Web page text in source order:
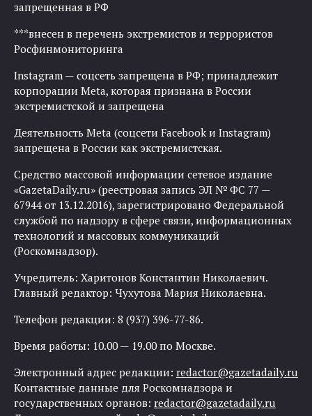
запрещенная в РФ
***внесен в перечень экстремистов и террористов
Росфинмониторинга
Instagram — соцсеть запрещена в РФ; принадлежит
корпорации Meta, которая признана в России
экстремистской и запрещена
Деятельность Meta (соцсети Facebook и Instagram)
запрещена в России как экстремистская.
Средство массовой информации сетевое издание
«GazetaDaily.ru» (реестровая запись ЭЛ № ФС 77 —
67944 от 13.12.2016), зарегистрировано Федеральной
службой по надзору в сфере связи, информационных
технологий и массовых коммуникаций
(Роскомнадзор).
Учредитель: Харитонов Константин Николаевич.
Главный редактор: Чухутова Мария Николаевна.
Телефон редакции: 8 (937) 396-77-86.
Время работы: 10.00 — 19.00 по Москве.
Электронный адрес редакции: redactor@gazetadaily.ru
Контактные данные для Роскомнадзора и
государственных органов: redactor@gazetadaily.ru